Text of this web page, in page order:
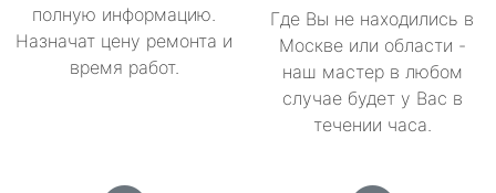
полную информацию.
Назначат цену ремонта и
время работ.
Где Вы не находились в
Москве или области -
наш мастер в любом
случае будет у Вас в
течении часа.